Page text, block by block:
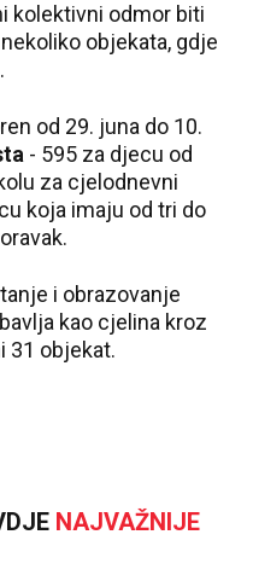
kolektivni odmor biti
objekata, gdje
od 29. juna do 10.
- 595 za djecu od
za cjelodnevni
koja imaju od tri do
i obrazovanje
kao cjelina kroz
31 objekat.
NAJVAŽNIJE